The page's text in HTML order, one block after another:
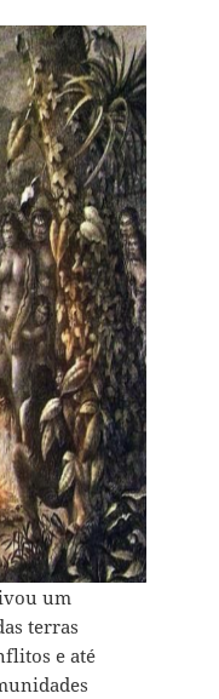
um
terras
e até